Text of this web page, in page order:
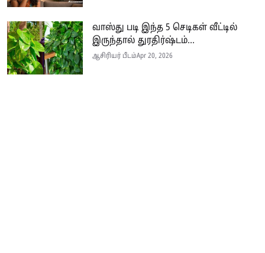
வாஸ்து படி இந்த 5 செடிகள் வீட்டில்
இருந்தால் துரதிர்ஷ்டம்...
ஆசிரியர் பீடம்Apr 20, 2026